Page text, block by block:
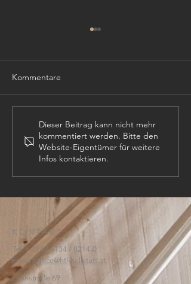
PROJEKTLEITER (m,w,d)
Kommentare
Dieser Beitrag kann nicht mehr
kommentiert werden. Bitte den
Website-Eigentümer für weitere
Infos kontaktieren.
KONTAKT:
Tel:+43 (0) 6134 / 8214-0
Email: office@htl-hallstatt.at
Lahnstraße 69